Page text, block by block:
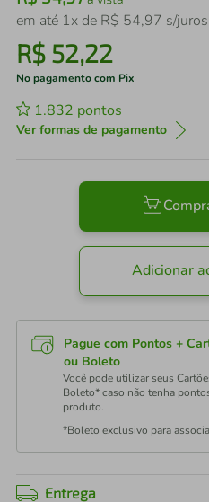
em até 1x de R$ 54,97 s/juros
R$ 52,22
No pagamento com Pix
1.832 pontos
Ver formas de pagamento
Adicionar
Pague com Pontos +
ou Boleto
Você pode utilizar seus
Boleto* caso não tenha
produto.
*Boleto exclusivo para
Entrega